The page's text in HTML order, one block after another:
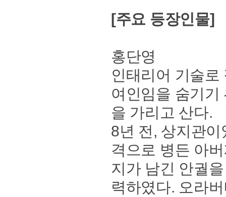
[주요 등장인물]
홍단영
인태리어 기술로
여인임을 숨기기
을 가리고 산다.
8년 전, 상지관
격으로 병든 아
지가 남긴 안궐
력하였다. 오라